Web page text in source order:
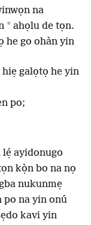
na
* ahọlu de tọn.
he go ohàn yin
hiẹ galọtọ he yin
po;
lẹ́ ayidonugo
kọ̀n bo na nọ
nukunmẹ
po na yin onú
kavi yin